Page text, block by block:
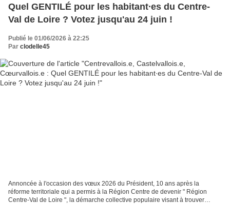
Quel GENTILÉ pour les habitant∙es du Centre-
Val de Loire ? Votez jusqu'au 24 juin !
Publié le 01/06/2026 à 22:25
Par clodelle45
Annoncée à l'occasion des vœux 2026 du Président, 10 ans après la
réforme territoriale qui a permis à la Région Centre de devenir " Région
Centre-Val de Loire ", la démarche collective populaire visant à trouver